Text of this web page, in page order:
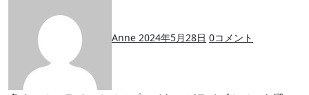
Anne 2024年5月28日 0コメント